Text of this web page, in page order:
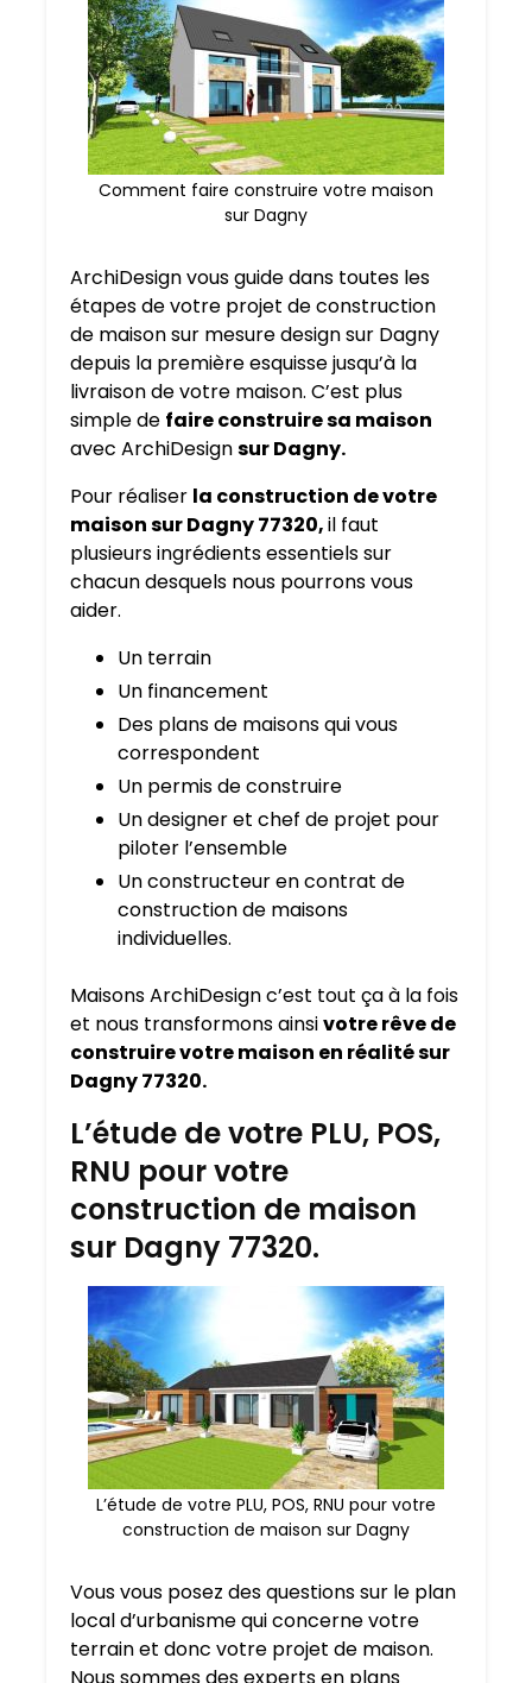
Comment faire construire votre maison
sur Dagny
ArchiDesign vous guide dans toutes les
étapes de votre projet de construction
de maison sur mesure design sur Dagny
depuis la première esquisse jusqu’à la
livraison de votre maison. C’est plus
simple de faire construire sa maison
avec ArchiDesignsur Dagny.
Pour réaliser la construction de votre
maison sur Dagny 77320,il faut
plusieurs ingrédients essentiels sur
chacun desquels nous pourrons vous
aider.
Un terrain
Un financement
Des plans de maisons qui vous
correspondent
Un permis de construire
Un designer et chef de projet pour
piloter l’ensemble
Un constructeur en contrat de
construction de maisons
individuelles.
Maisons ArchiDesign c’est tout ça à la fois
et nous transformons ainsivotre rêve de
construire votre maison en réalité sur
Dagny 77320.
L’étude de votre PLU, POS,
RNU pour votre
construction de maison
sur Dagny 77320.
L’étude de votre PLU, POS, RNU pour votre
construction de maison sur Dagny
Vous vous posez des questions sur le plan
local d’urbanisme qui concerne votre
terrain et donc votre projet de maison.